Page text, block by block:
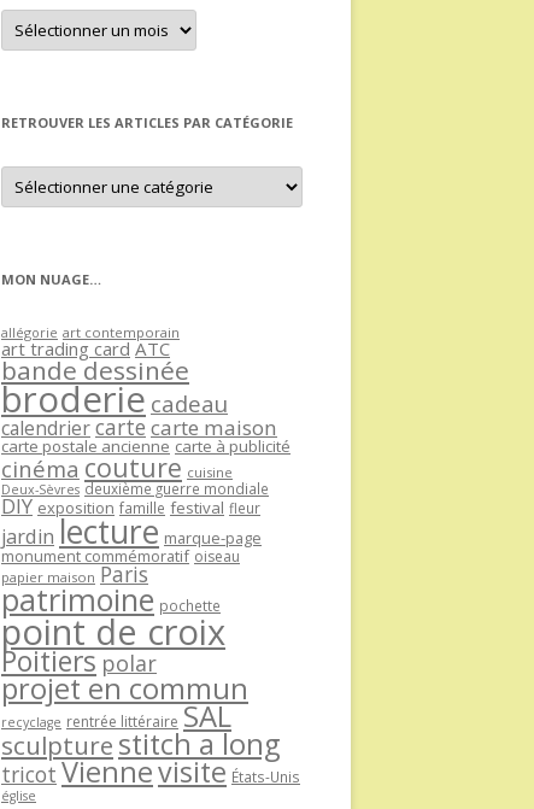
Retrouver
un
article
RETROUVER LES ARTICLES PAR CATÉGORIE
Retrouver
les
articles
MON NUAGE…
allégorie art contemporain
art trading card ATC
bande dessinée
broderie cadeau
calendriercartecarte maison
carte postale ancienne carte à publicité
cinéma couture cuisine
Deux-Sèvres deuxième guerre mondiale
DIY exposition famille festival fleur
jardin lecture marque-page
monument commémoratif oiseau
papier maison Paris
patrimoine pochette
point de croix
Poitiers polar
projet en commun
recyclage rentrée littéraire SAL
sculpture stitch a long
tricot Viennevisite États-Unis
église